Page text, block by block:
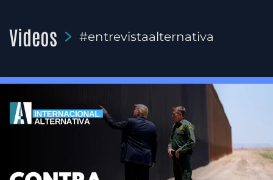
Videos #entrevistaalternativa